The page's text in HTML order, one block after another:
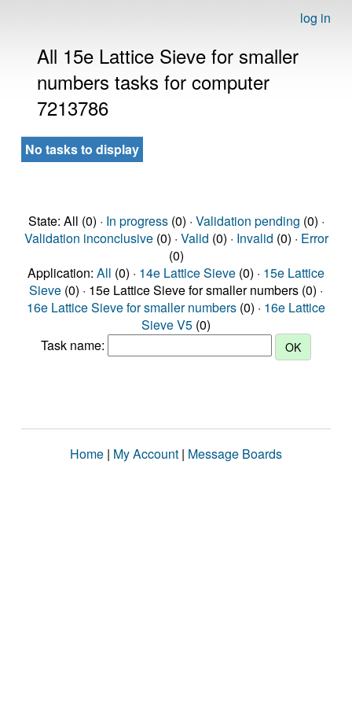
log in
All 15e Lattice Sieve for smaller
numbers tasks for computer
7213786
No tasks to display
State: All (0) · In progress(0) · Validation pending (0) ·
Validation inconclusive(0) · Valid (0) · Invalid (0) · Error
(0)
Application: All (0) · 14e Lattice Sieve (0) · 15e Lattice
Sieve (0) · 15e Lattice Sieve for smaller numbers (0) ·
16e Lattice Sieve for smaller numbers (0) · 16e Lattice
Sieve V5 (0)
Task name:
Home | My Account | Message Boards